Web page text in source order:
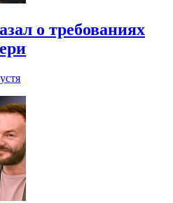
о требованиях